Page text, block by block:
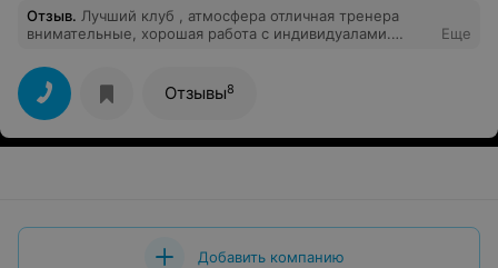
Отзыв. Лучший клуб , атмосфера отличная тренера
внимательные, хорошая работа с индивидуалами.
и потренироваться с ними рядом p.s. я тринировалась
рядом с Чингизом Аллазовым ( кто занимается
тайским тот в курсе кто это )))
Еще
Отзывы8
Добавить компанию